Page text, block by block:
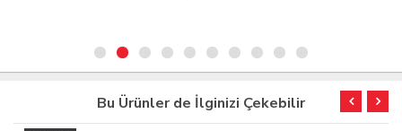
Bu Ürünler de İlginizi Çekebilir